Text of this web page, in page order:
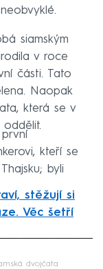
siamským
v roce
části. Tato
Naopak
která se v
kteří se
byli
stěžují si
Věc šetří
dvojčata